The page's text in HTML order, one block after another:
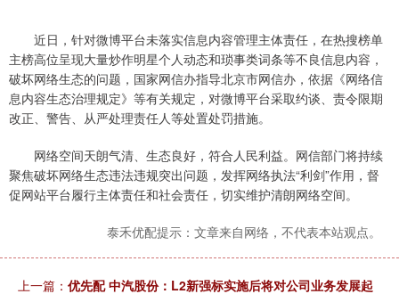
近日，针对微博平台未落实信息内容管理主体责任，在热搜榜单
主榜高位呈现大量炒作明星个人动态和琐事类词条等不良信息内容，
破坏网络生态的问题，国家网信办指导北京市网信办，依据《网络信
息内容生态治理规定》等有关规定，对微博平台采取约谈、责令限期
改正、警告、从严处理责任人等处置处罚措施。
网络空间天朗气清、生态良好，符合人民利益。网信部门将持续
聚焦破坏网络生态违法违规突出问题，发挥网络执法“利剑”作用，督
促网站平台履行主体责任和社会责任，切实维护清朗网络空间。
泰禾优配提示：文章来自网络，不代表本站观点。
上一篇： 优先配 中汽股份：L2新强标实施后将对公司业务发展起